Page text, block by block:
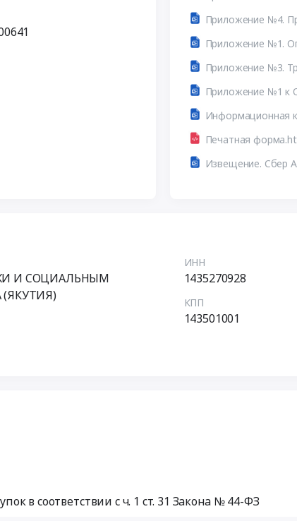
Приложение №4.
Приложение №1.
Приложение №1 к
Печатная
Извещение. Сбер
И СОЦИАЛЬНЫМ
ИНН
1435270928
КПП
143501001
в соответствии с ч. 1 ст. 31 Закона № 44-ФЗ